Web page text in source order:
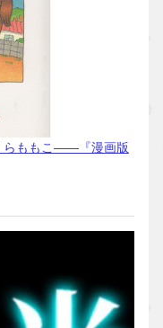
らももこ――『漫画版